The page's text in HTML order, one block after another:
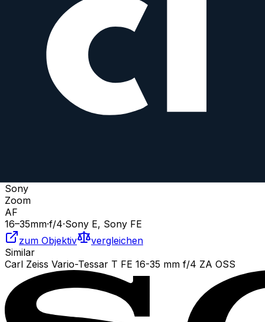
zum Objektiv
vergleichen
FE PZ 16-35 mm f/4 G
Sony
Zoom
AF
16–35mm·f/4·Sony E, Sony FE
zum Objektiv
vergleichen
Similar
Carl Zeiss Vario-Tessar T FE 16-35 mm f/4 ZA OSS